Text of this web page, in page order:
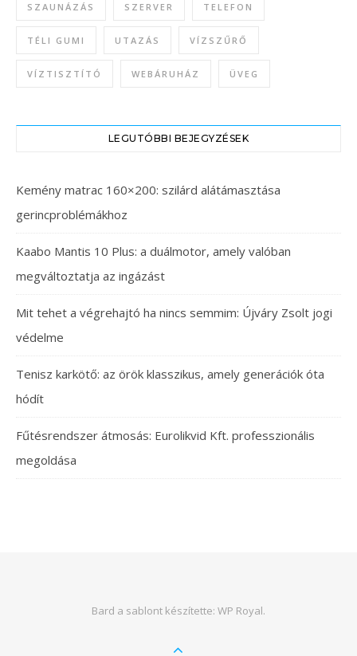
SZAUNÁZÁS SZERVER TELEFON
TÉLI GUMI UTAZÁS VÍZSZŰRŐ
VÍZTISZTÍTÓ WEBÁRUHÁZ ÜVEG
LEGUTÓBBI BEJEGYZÉSEK
Kemény matrac 160×200: szilárd alátámasztása
gerincproblémákhoz
Kaabo Mantis 10 Plus: a duálmotor, amely valóban
megváltoztatja az ingázást
Mit tehet a végrehajtó ha nincs semmim: Újváry Zsolt jogi
védelme
Tenisz karkötő: az örök klasszikus, amely generációk óta
hódít
Fűtésrendszer átmosás: Eurolikvid Kft. professzionális
megoldása
Bard a sablont készítette: WP Royal.